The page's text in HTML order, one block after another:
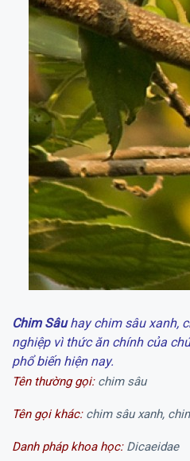
Chim Sâuhay chim sâu xanh,
nghiệp vì thức ăn chính của
phổ biến hiện nay.
Tên thường gọi:chim sâu
Tên gọi khác:chim sâu xanh,
Danh pháp khoa học:Dicaeidae